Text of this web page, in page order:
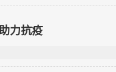
力抗疫